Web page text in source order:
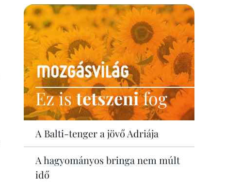
Ez istetszenifog
A Balti-tenger a jövő Adriája
A hagyományos bringa nem múlt
idő